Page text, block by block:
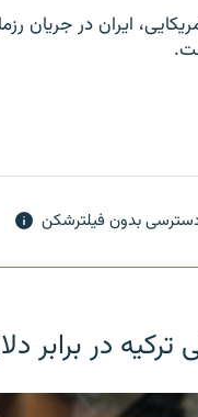
ایران در
بدون فیلترشکن
در برابر دلار آمریکا